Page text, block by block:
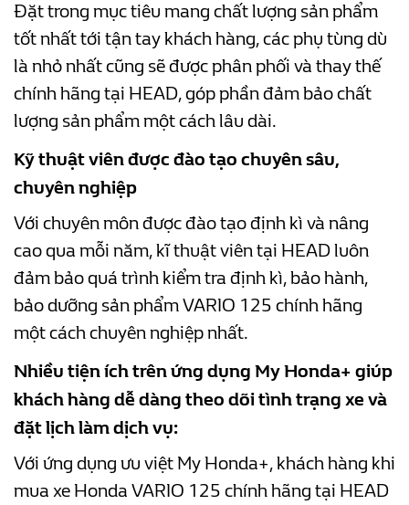
Đặt trong mục tiêu mang chất lượng sản phẩm
tốt nhất tới tận tay khách hàng, các phụ tùng dù
là nhỏ nhất cũng sẽ được phân phối và thay thế
chính hãng tại HEAD, góp phần đảm bảo chất
lượng sản phẩm một cách lâu dài.
Kỹ thuật viên được đào tạo chuyên sâu,
chuyên nghiệp
Với chuyên môn được đào tạo định kì và nâng
cao qua mỗi năm, kĩ thuật viên tại HEAD luôn
đảm bảo quá trình kiểm tra định kì, bảo hành,
bảo dưỡng sản phẩmVARIO 125 chính hãng
một cách chuyên nghiệp nhất.
Nhiều tiện ích trên ứng dụng My Honda+ giúp
khách hàng dễ dàng theo dõi tình trạng xe và
đặt lịch làm dịch vụ:
Với ứng dụng ưu việt My Honda+, khách hàng khi
mua xe Honda VARIO 125 chính hãng tại HEAD